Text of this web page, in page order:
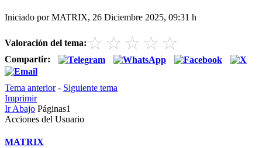
Iniciado por MATRIX, 26 Diciembre 2025, 09:31 h
Valoración del tema: ☆ ☆ ☆ ☆ ☆
Compartir:
Tema anterior- Siguiente tema
Imprimir
Ir Abajo Páginas1
Acciones del Usuario
MATRIX